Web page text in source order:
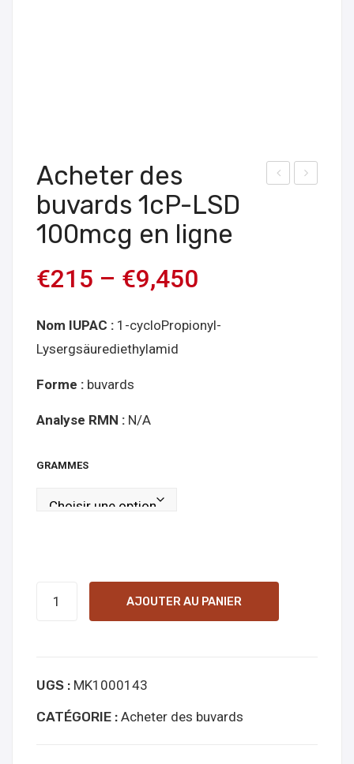
Acheter des
buvards 1cP-LSD
100mcg en ligne
€215 – €9,450
Nom IUPAC : 1-cycloPropionyl-
Lysergsäurediethylamid
Forme : buvards
Analyse RMN : N/A
GRAMMES
quantité
100mcg
blotters
AJOUTER AU PANIER
UGS : MK1000143
CATÉGORIE : Acheter des buvards